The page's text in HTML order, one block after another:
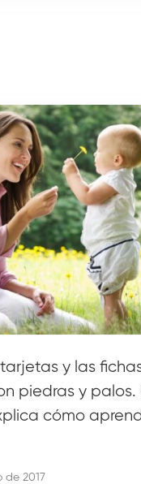
y las
piedras y palos.
cómo
de 2017